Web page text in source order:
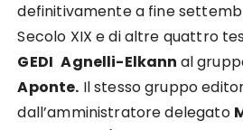
definitivamente a fine
Secolo XIX e di altre quattro
GEDI Agnelli-Elkann al
Aponte. Il stesso gruppo
dall’amministratore delegato